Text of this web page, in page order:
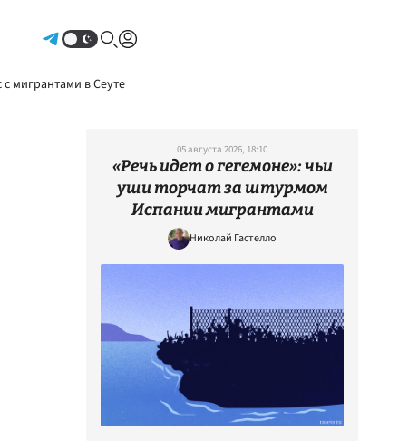
с мигрантами в Сеуте
05 августа 2026, 18:10
«Речь идет о гегемоне»: чьи
уши торчат за штурмом
Испании мигрантами
Николай Гастелло